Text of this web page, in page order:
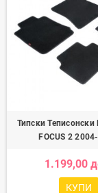
Типски Теписонски
FOCUS 2
1.199,00
КУПИ